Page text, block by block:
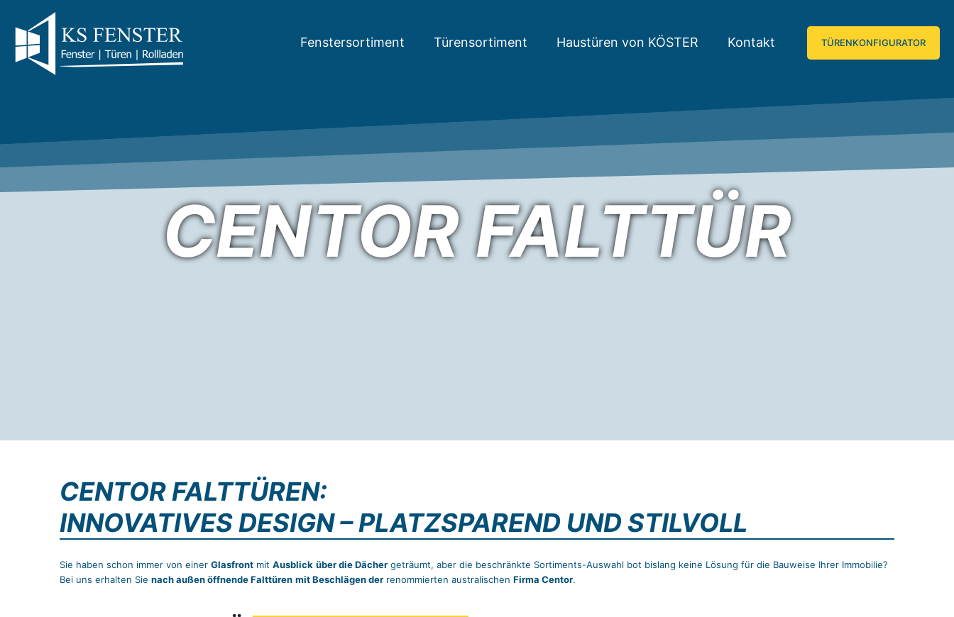
Fenstersortiment Türensortiment Haustüren von KÖSTER Kontakt TÜRENKONFIGURATOR
CENTOR FALTTÜR
CENTOR FALTTÜREN:
INNOVATIVES DESIGN – PLATZSPAREND UND STILVOLL
Sie haben schon immer von einer Glasfront mit Ausblick über die Dächer geträumt, aber die beschränkte Sortiments-Auswahl bot bislang keine Lösung für die Bauweise Ihrer Immobilie?
Bei uns erhalten Sie nach außen öffnende Falttüren mit Beschlägen der renommierten australischen Firma Centor.